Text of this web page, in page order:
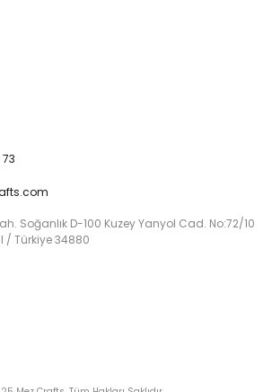
Soğanlık D-100 Kuzey Yanyol Cad. No:72/10
/ Türkiye 34880